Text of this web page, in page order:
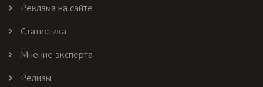
Реклама на сайте
Статистика
Мнение эксперта
Релизы